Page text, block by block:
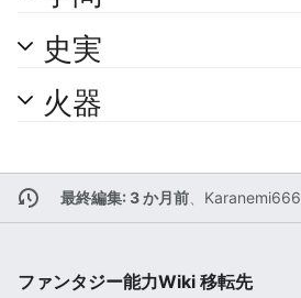
史実
火器
最終編集: 3 か月前、 Karanemi666
ファンタジー能力Wiki 移転先